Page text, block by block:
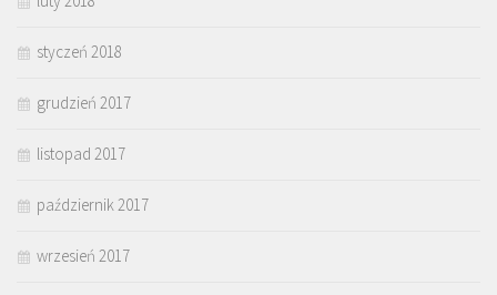
styczeń 2018
grudzień 2017
listopad 2017
październik 2017
wrzesień 2017